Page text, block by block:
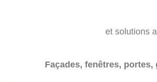
et solutions
Façades, fenêtres,